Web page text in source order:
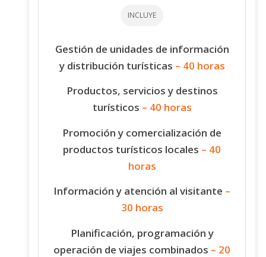
INCLUYE
Gestión de unidades de información
y distribución turísticas – 40 horas
Productos, servicios y destinos
turísticos – 40 horas
Promoción y comercialización de
productos turísticos locales – 40
horas
Información y atención al visitante –
30 horas
Planificación, programación y
operación de viajes combinados – 20